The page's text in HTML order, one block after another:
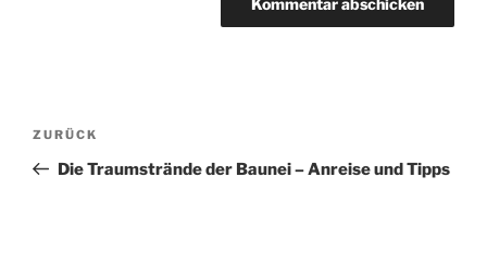
Beitragsnavigation
Vorheriger
Beitrag
ZURÜCK
Die Traumstrände der Baunei – Anreise und Tipps